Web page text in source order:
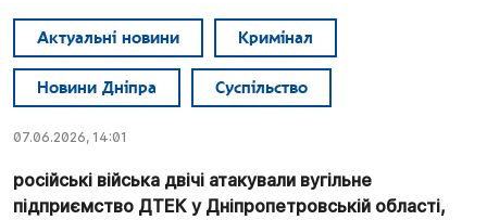
Актуальні новини Кримінал
Новини Дніпра Суспільство
07.06.2026, 14:01
російські війська двічі атакували вугільне
підприємство ДТЕК у Дніпропетровській області,